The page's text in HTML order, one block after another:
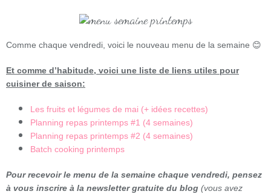
Comme chaque vendredi, voici le nouveau menu de la semaine 😊
Et comme d’habitude, voici une liste de liens utiles pour
cuisiner de saison:
Les fruits et légumes de mai (+ idées recettes)
Planning repas printemps #1 (4 semaines)
Planning repas printemps #2 (4 semaines)
Batch cooking printemps
Pour recevoir le menu de la semaine chaque vendredi, pensez
à vous inscrire à la newsletter gratuite du blog (vous avez